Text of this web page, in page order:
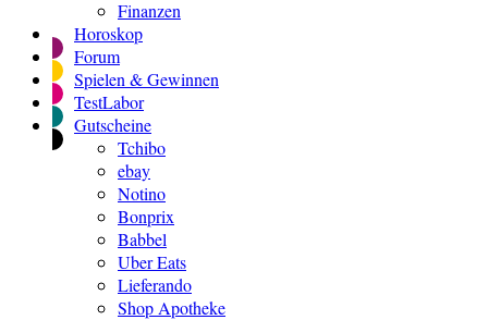
Finanzen
Horoskop
Forum
Spielen & Gewinnen
TestLabor
Gutscheine
Tchibo
ebay
Notino
Bonprix
Babbel
Uber Eats
Lieferando
Shop Apotheke